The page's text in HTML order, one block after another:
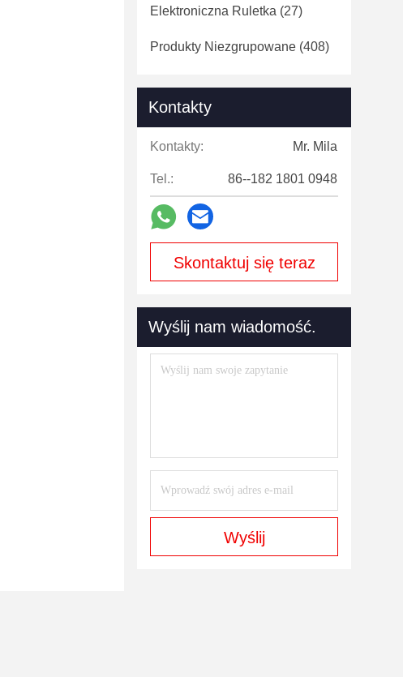
Elektroniczna Ruletka (27)
Produkty Niezgrupowane (408)
Kontakty
Kontakty: Mr. Mila
Tel.: 86--182 1801 0948
Skontaktuj się teraz
Wyślij nam wiadomość.
Wyślij